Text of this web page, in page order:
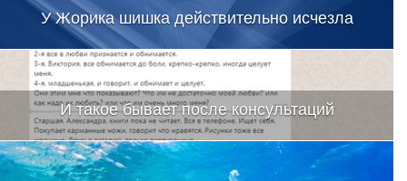
У Жорика шишка действительно исчезла
И такое бывает после консультаций